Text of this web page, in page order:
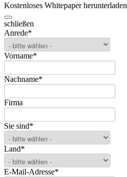
Kostenloses Whitepaper herunterladen
schließen
Anrede*
Vorname*
Nachname*
Firma
Sie sind*
Land*
E-Mail-Adresse*